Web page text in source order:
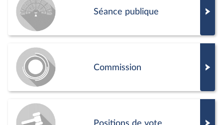
Séance publique
Commission
Positions de vote